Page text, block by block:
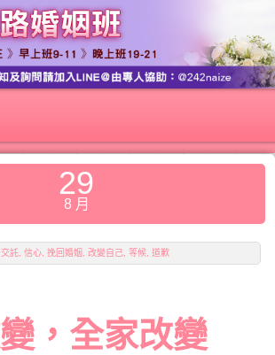
29
8 月
交託, 信心, 挽回婚姻 改變自己, 等候, 道歉
，全家改變